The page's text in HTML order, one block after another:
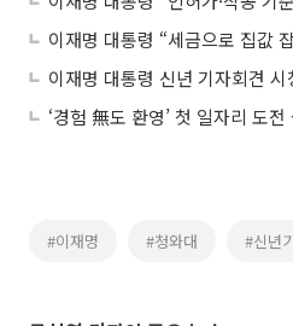
이재명 대통령 신년 기자회견 시
‘경험 無도 환영’ 첫 일자리 도전
#이재명 #청와대 #신년